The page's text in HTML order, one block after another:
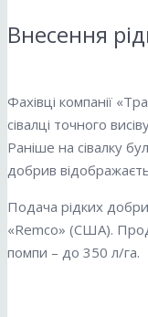
Внесення
Фахівці компанії
сівалці точного
Раніше на сівалку
добрив
Подача рідких
«Remco» (США).
помпи – до 350 л/га.